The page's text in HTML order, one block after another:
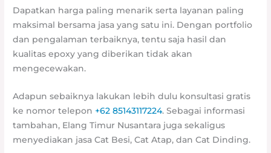
Dapatkan harga paling menarik serta layanan paling
maksimal bersama jasa yang satu ini. Dengan portfolio
dan pengalaman terbaiknya, tentu saja hasil dan
kualitas epoxy yang diberikan tidak akan
mengecewakan.
Adapun sebaiknya lakukan lebih dulu konsultasi gratis
ke nomor telepon +62 85143117224. Sebagai informasi
tambahan, Elang Timur Nusantara juga sekaligus
menyediakan jasa Cat Besi, Cat Atap, dan Cat Dinding.